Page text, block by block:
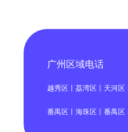
广州区域电话
越秀区丨荔湾区丨天河
番禺区丨海珠区丨番禺区